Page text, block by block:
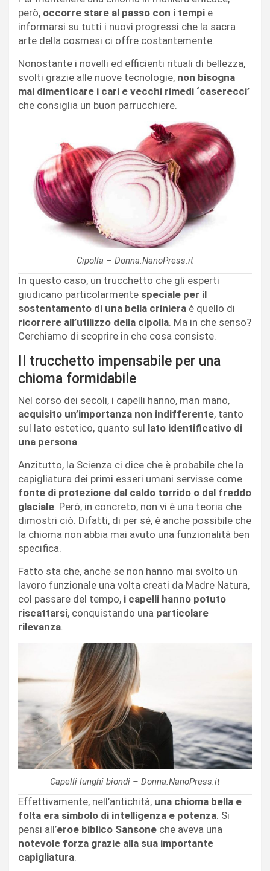
però, occorre stare al passo con i tempi e
informarsi su tutti i nuovi progressi che la sacra
arte della cosmesi ci offre costantemente.
Nonostante i novelli ed efficienti rituali di bellezza,
svolti grazie alle nuove tecnologie, non bisogna
mai dimenticare i cari e vecchi rimedi ‘caserecci’
che consiglia un buon parrucchiere.
Cipolla – Donna.NanoPress.it
In questo caso, un trucchetto che gli esperti
giudicano particolarmente speciale per il
sostentamento di una bella criniera è quello di
ricorrere all’utilizzo della cipolla. Ma in che senso?
Cerchiamo di scoprire in che cosa consiste.
Il trucchetto impensabile per una
chioma formidabile
Nel corso dei secoli, i capelli hanno, man mano,
acquisito un’importanza non indifferente, tanto
sul lato estetico, quanto sul lato identificativo di
una persona.
Anzitutto, la Scienza ci dice che è probabile che la
capigliatura dei primi esseri umani servisse come
fonte di protezione dal caldo torrido o dal freddo
glaciale. Però, in concreto, non vi è una teoria che
dimostri ciò. Difatti, di per sé, è anche possibile che
la chioma non abbia mai avuto una funzionalità ben
specifica.
Fatto sta che, anche se non hanno mai svolto un
lavoro funzionale una volta creati da Madre Natura,
col passare del tempo, i capelli hanno potuto
riscattarsi, conquistando una particolare
rilevanza.
Capelli lunghi biondi – Donna.NanoPress.it
Effettivamente, nell’antichità, una chioma bella e
folta era simbolo di intelligenza e potenza. Si
pensi all’eroe biblico Sansone che aveva una
notevole forza grazie alla sua importante
capigliatura.